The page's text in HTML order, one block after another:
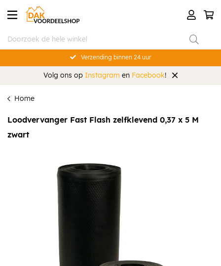
Verzending binnen 24 uur
Volg ons op Instagram en Facebook!
Home
Loodvervanger Fast Flash zelfklevend 0,37 x 5 M
zwart